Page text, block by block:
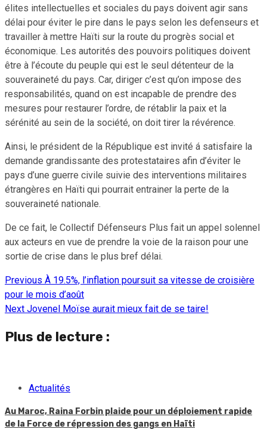
élites intellectuelles et sociales du pays doivent agir sans
délai pour éviter le pire dans le pays selon les defenseurs et
travailler à mettre Haïti sur la route du progrès social et
économique. Les autorités des pouvoirs politiques doivent
être à l’écoute du peuple qui est le seul détenteur de la
souveraineté du pays. Car, diriger c’est qu’on impose des
responsabilités, quand on est incapable de prendre des
mesures pour restaurer l’ordre, de rétablir la paix et la
sérénité au sein de la société, on doit tirer la révérence.
Ainsi, le président de la République est invité á satisfaire la
demande grandissante des protestataires afin d’éviter le
pays d’une guerre civile suivie des interventions militaires
étrangères en Haïti qui pourrait entrainer la perte de la
souveraineté nationale.
De ce fait, le Collectif Défenseurs Plus fait un appel solennel
aux acteurs en vue de prendre la voie de la raison pour une
sortie de crise dans le plus bref délai.
Continue
Reading
Previous À 19.5%, l’inflation poursuit sa vitesse de croisière
pour le mois d’août
Next Jovenel Moïse aurait mieux fait de se taire!
Plus de lecture :
Actualités
Au Maroc, Raina Forbin plaide pour un déploiement rapide
de la Force de répression des gangs en Haïti